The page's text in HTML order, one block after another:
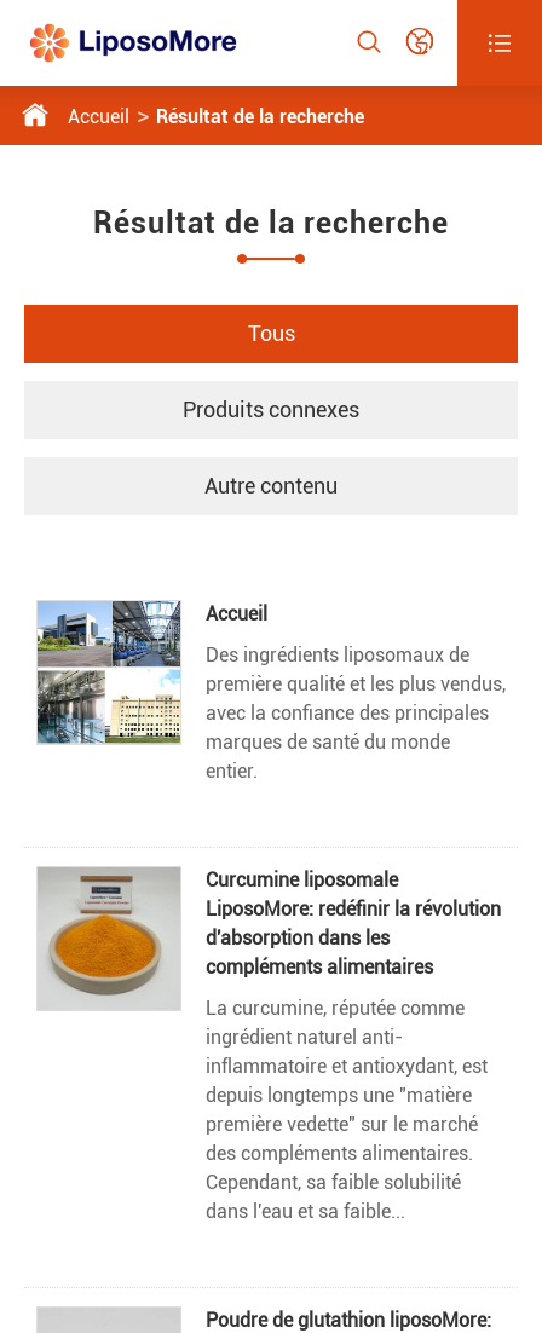
  
 Accueil Résultat de la recherche
Résultat de la recherche
Tous
Produits connexes
Autre contenu
Accueil
Des ingrédients liposomaux de
première qualité et les plus vendus,
avec la confiance des principales
marques de santé du monde
entier.
Curcumine liposomale
LiposoMore: redéfinir la révolution
d'absorption dans les
compléments alimentaires
La curcumine, réputée comme
ingrédient naturel anti-
inflammatoire et antioxydant, est
depuis longtemps une "matière
première vedette" sur le marché
des compléments alimentaires.
Cependant, sa faible solubilité
dans l'eau et sa faible...
Poudre de glutathion liposoMore: